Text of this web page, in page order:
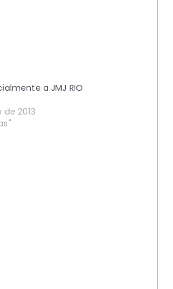
a JMJ RIO
2013